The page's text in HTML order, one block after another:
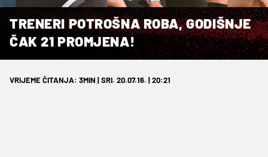
TRENERI POTROŠNA ROBA, GODIŠNJE
ČAK 21 PROMJENA!
VRIJEME ČITANJA: 3MIN | SRI. 20.07.16. | 20:21